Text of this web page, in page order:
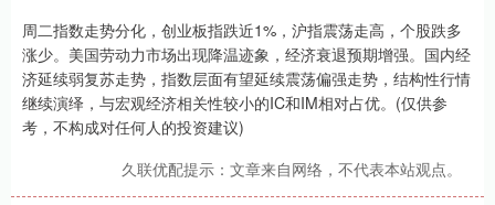
周二指数走势分化，创业板指跌近1%，沪指震荡走高，个股跌多
涨少。美国劳动力市场出现降温迹象，经济衰退预期增强。国内经
济延续弱复苏走势，指数层面有望延续震荡偏强走势，结构性行情
继续演绎，与宏观经济相关性较小的IC和IM相对占优。(仅供参
考，不构成对任何人的投资建议)
久联优配提示：文章来自网络，不代表本站观点。